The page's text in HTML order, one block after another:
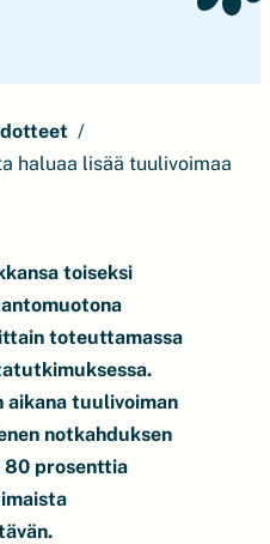
haluaa lisää tuulivoimaa
toiseksi
toteuttamassa
aikana tuulivoiman
notkahduksen
80 prosenttia